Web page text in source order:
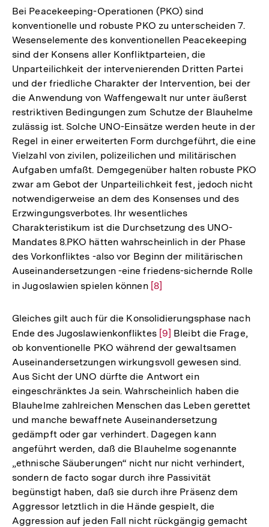
Bei Peacekeeping-Operationen (PKO) sind
konventionelle und robuste PKO zu unterscheiden 7.
Wesenselemente des konventionellen Peacekeeping
sind der Konsens aller Konfliktparteien, die
Unparteilichkeit der intervenierenden Dritten Partei
und der friedliche Charakter der Intervention, bei der
die Anwendung von Waffengewalt nur unter äußerst
restriktiven Bedingungen zum Schutze der Blauhelme
zulässig ist. Solche UNO-Einsätze werden heute in der
Regel in einer erweiterten Form durchgeführt, die eine
Vielzahl von zivilen, polizeilichen und militärischen
Aufgaben umfaßt. Demgegenüber halten robuste PKO
zwar am Gebot der Unparteilichkeit fest, jedoch nicht
notwendigerweise an dem des Konsenses und des
Erzwingungsverbotes. Ihr wesentliches
Charakteristikum ist die Durchsetzung des UNO-
Mandates 8.PKO hätten wahrscheinlich in der Phase
des Vorkonfliktes -also vor Beginn der militärischen
Auseinandersetzungen -eine friedens-sichernde Rolle
in Jugoslawien spielen können Zur
der
Fußnote
[8]
Gleiches gilt auch für die Konsolidierungsphase nach
Ende des Jugoslawienkonfliktes Zur
Auflösung
der
Fußnote
[9] Bleibt die Frage,
ob konventionelle PKO während der gewaltsamen
Auseinandersetzungen wirkungsvoll gewesen sind.
Aus Sicht der UNO dürfte die Antwort ein
eingeschränktes Ja sein. Wahrscheinlich haben die
Blauhelme zahlreichen Menschen das Leben gerettet
und manche bewaffnete Auseinandersetzung
gedämpft oder gar verhindert. Dagegen kann
angeführt werden, daß die Blauhelme sogenannte
„ethnische Säuberungen“ nicht nur nicht verhindert,
sondern de facto sogar durch ihre Passivität
begünstigt haben, daß sie durch ihre Präsenz dem
Aggressor letztlich in die Hände gespielt, die
Aggression auf jeden Fall nicht rückgängig gemacht